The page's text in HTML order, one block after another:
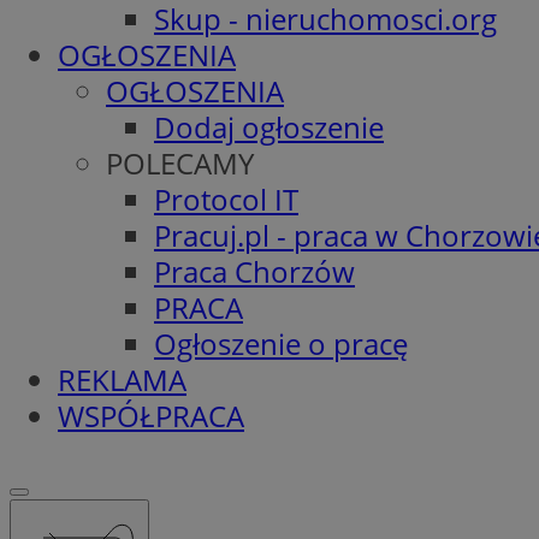
Skup - nieruchomosci.org
OGŁOSZENIA
OGŁOSZENIA
Dodaj ogłoszenie
POLECAMY
Protocol IT
Pracuj.pl - praca w
Praca Chorzów
PRACA
Ogłoszenie o pracę
REKLAMA
WSPÓŁPRACA